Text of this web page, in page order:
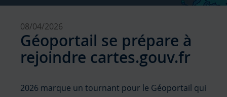
08/04/2026
Géoportail se prépare à
rejoindre cartes.gouv.fr
2026 marque un tournant pour le Géoportail qui